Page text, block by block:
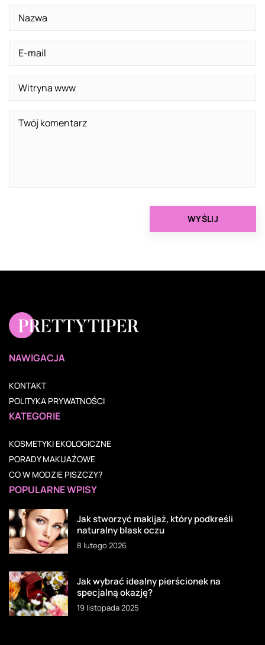
NAWIGACJA
KONTAKT
POLITYKA PRYWATNOŚCI
KATEGORIE
KOSMETYKI EKOLOGICZNE
PORADY MAKIJAŻOWE
CO W MODZIE PISZCZY?
POPULARNE WPISY
Jak stworzyć makijaż, który podkreśli
naturalny blask oczu
8 lutego 2026
Jak wybrać idealny pierścionek na
specjalną okazję?
19 listopada 2025